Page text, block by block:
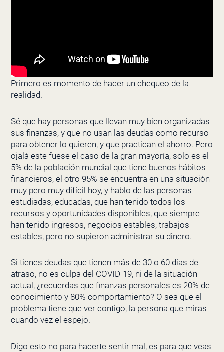
Primero es momento de hacer un chequeo de la
realidad.
Sé que hay personas que llevan muy bien organizadas
sus finanzas, y que no usan las deudas como recurso
para obtener lo quieren, y que practican el ahorro. Pero
ojalá este fuese el caso de la gran mayoría, solo es el
5% de la población mundial que tiene buenos hábitos
financieros, el otro 95% se encuentra en una situación
muy pero muy difícil hoy, y hablo de las personas
estudiadas, educadas, que han tenido todos los
recursos y oportunidades disponibles, que siempre
han tenido ingresos, negocios estables, trabajos
estables, pero no supieron administrar su dinero.
Si tienes deudas que tienen más de 30 o 60 días de
atraso, no es culpa del COVID-19, ni de la situación
actual, ¿recuerdas que finanzas personales es 20% de
conocimiento y 80% comportamiento? O sea que el
problema tiene que ver contigo, la persona que miras
cuando vez el espejo.
Digo esto no para hacerte sentir mal, es para que veas